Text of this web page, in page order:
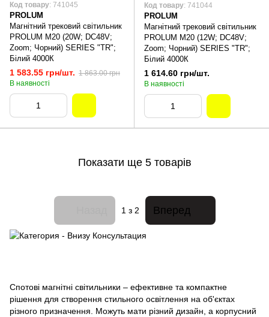
Код товару: 741045
PROLUM
Магнітний трековий світильник
PROLUM M20 (20W; DC48V;
Zoom; Чорний) SERIES "TR";
Білий 4000К
1 583.55 грн/шт. 1 863.00 грн
В наявності
Код товару: 741044
PROLUM
Магнітний трековий світильник
PROLUM M20 (12W; DC48V;
Zoom; Чорний) SERIES "TR";
Білий 4000К
1 614.60 грн/шт.
В наявності
Показати ще 5 товарів
1з 2 Вперед
Спотові магнітні світильники – ефективне та компактне
рішення для створення стильного освітлення на об'єктах
різного призначення. Можуть мати різний дизайн, а корпусний